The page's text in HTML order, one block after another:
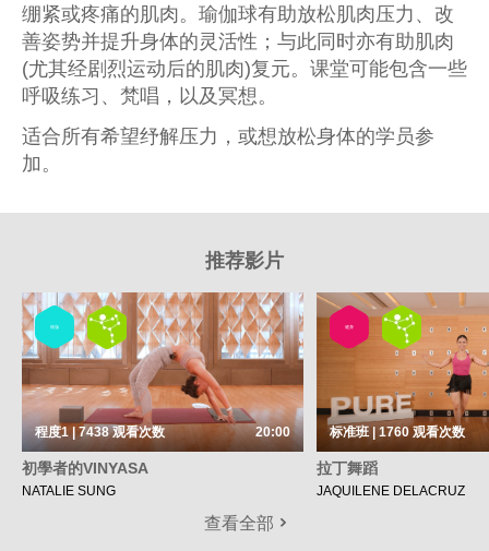
绷紧或疼痛的肌肉。瑜伽球有助放松肌肉压力、改
善姿势并提升身体的灵活性；与此同时亦有助肌肉
(尤其经剧烈运动后的肌肉)复元。课堂可能包含一些
呼吸练习、梵唱，以及冥想。
适合所有希望纾解压力，或想放松身体的学员参
加。
推荐影片
瑜伽
程度1 | 7438观看次数 20:00
初學者的VINYASA
NATALIE SUNG
健身
标准班 | 1760 观看次数
拉丁舞蹈
JAQUILENE DELACRUZ
查看全部